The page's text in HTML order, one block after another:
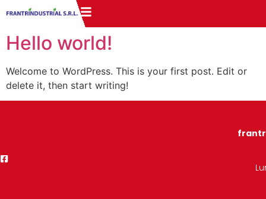
Hello world!
Welcome to WordPress. This is your first post. Edit or
delete it, then start writing!